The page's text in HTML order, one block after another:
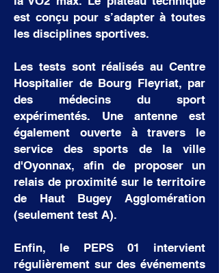
est conçu pour s’adapter à toutes
les disciplines sportives.
Les tests sont réalisés au Centre
Hospitalier de Bourg Fleyriat, par
des médecins du sport
expérimentés. Une antenne est
également ouverte à travers le
service des sports de la ville
d'Oyonnax, afin de proposer un
relais de proximité sur le territoire
de Haut Bugey Agglomération
(seulement test A).
Enfin, le PEPS 01 intervient
régulièrement sur des événements